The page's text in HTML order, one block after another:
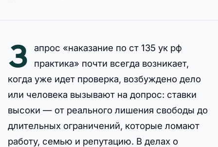
З
апрос «наказание по ст 135 ук рф
практика» почти всегда возникает,
когда уже идет проверка, возбуждено дело
или человека вызывают на допрос: ставки
высоки — от реального лишения свободы до
длительных ограничений, которые ломают
работу, семью и репутацию. В делах о